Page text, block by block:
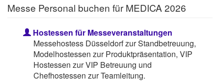
Messe Personal buchen für MEDICA 2026
Hostessen für Messeveranstaltungen
Messehostess Düsseldorf zur Standbetreuung,
Modelhostessen zur Produktpräsentation, VIP
Hostessen zur VIP Betreuung und
Chefhostessen zur Teamleitung.